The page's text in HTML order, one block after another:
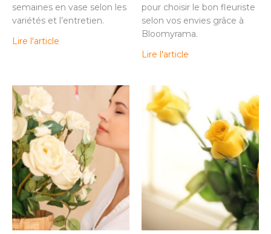
semaines en vase selon les
variétés et l’entretien.
Lire l'article
pour choisir le bon fleuriste
selon vos envies grâce à
Bloomyrama.
Lire l'article